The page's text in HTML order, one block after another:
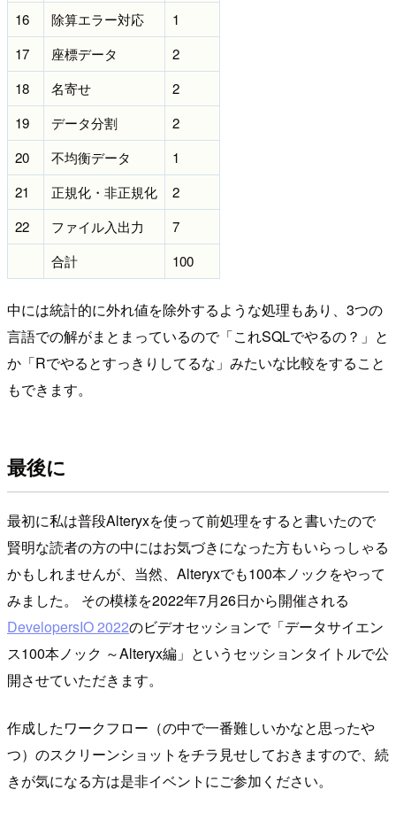
16
除算エラー対応
1
17
座標データ
2
18
名寄せ
2
19
データ分割
2
20
不均衡データ
1
21
正規化・非正規化
2
22
ファイル入出力
7
合計
100
中には統計的に外れ値を除外するような処理もあり、3つの
言語での解がまとまっているので「これSQLでやるの？」と
か「Rでやるとすっきりしてるな」みたいな比較をすること
もできます。
最後に
最初に私は普段Alteryxを使って前処理をすると書いたので
賢明な読者の方の中にはお気づきになった方もいらっしゃる
かもしれませんが、当然、Alteryxでも100本ノックをやって
みました。 その模様を2022年7月26日から開催される
DevelopersIO 2022のビデオセッションで「データサイエン
ス100本ノック ～Alteryx編」というセッションタイトルで公
開させていただきます。
作成したワークフロー（の中で一番難しいかなと思ったや
つ）のスクリーンショットをチラ見せしておきますので、続
きが気になる方は是非イベントにご参加ください。